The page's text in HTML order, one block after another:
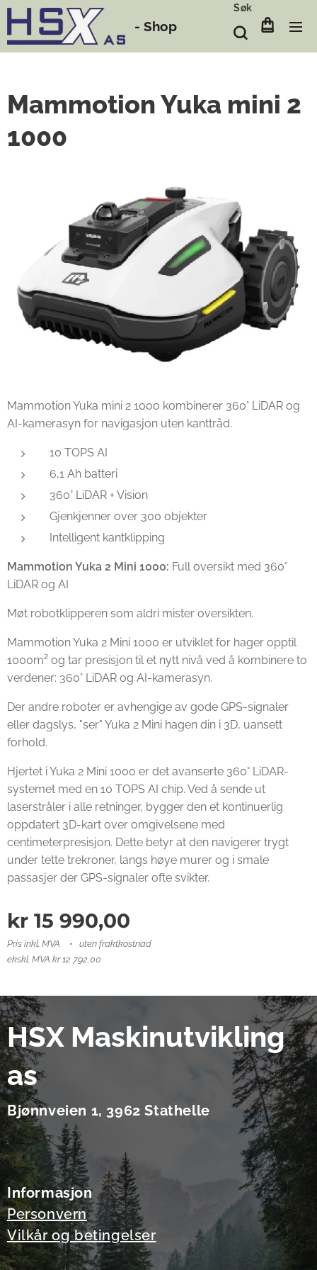
- Shop
Søk
Mammotion Yuka mini 2
1000
Mammotion Yuka mini 2 1000 kombinerer 360° LiDAR og
AI-kamerasyn for navigasjon uten kanttråd.
10 TOPS AI
6,1 Ah batteri
360° LiDAR + Vision
Gjenkjenner over 300 objekter
Intelligent kantklipping
Mammotion Yuka 2 Mini 1000: Full oversikt med 360°
LiDAR og AI
Møt robotklipperen som aldri mister oversikten.
Mammotion Yuka 2 Mini 1000 er utviklet for hager opptil
1000m² og tar presisjon til et nytt nivå ved å kombinere to
verdener: 360° LiDAR og AI-kamerasyn.
Der andre roboter er avhengige av gode GPS-signaler
eller dagslys, "ser" Yuka 2 Mini hagen din i 3D, uansett
forhold.
Hjertet i Yuka 2 Mini 1000 er det avanserte 360° LiDAR-
systemet med en 10 TOPS AI chip. Ved å sende ut
laserstråler i alle retninger, bygger den et kontinuerlig
oppdatert 3D-kart over omgivelsene med
centimeterpresisjon. Dette betyr at den navigerer trygt
under tette trekroner, langs høye murer og i smale
passasjer der GPS-signaler ofte svikter.
kr 15 990,00
Pris inkl. MVA
uten fraktkostnad
ekskl. MVA kr 12 792,00
HSX Maskinutvikling
as
Bjønnveien 1, 3962 Stathelle
Informasjon
Personvern
Vilkår og betingelser